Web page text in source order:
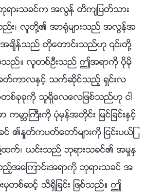
ရားသခင္က အလြန္ တိက်ျပတ္သား
လည္း၊ လူတို႔၏ အာ႐ုံမ်ားသည္ အလြန္အ
အခ်ိန္သည္ တိုေတာင္းသည္ဟု ၎တို႔
လသည္။ လူတစ္ဦးသည္ ဤအရာကို ပိုမို
ခတ္ကာလႏွင့္ သက္ဆိုင္သည့္ ရွင္းလ
စ္ခုခုကို သူရွိေလေလျဖစ္သည္ဟု ငါ
မာၻႀကီးကို ပုံမွန္အတိုင္း ျမင္ျခင္းႏွင့္
င္ ၏ႏႈတ္ကပတ္ေတာ္မ်ားကို ျငင္းပယ္ျ
ထက္၊ ယင္းသည္ ဘုရားသခင္၏ အမႈႏွ
အေၾကာင္းအရာကို ဘုရားသခင္ အ
မွတစ္ဆင့္ သိရွိျခင္း ျဖစ္သည္။ ဤ